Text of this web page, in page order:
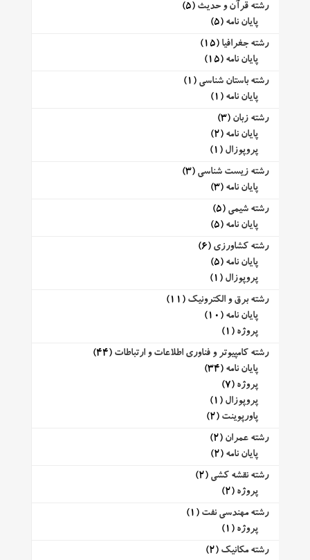
رشته قرآن و حدیث (5)
پایان نامه (5)
رشته جغرافیا (15)
پایان نامه (15)
رشته باستان شناسی (1)
پایان نامه (1)
رشته زبان (3)
پایان نامه (2)
پروپوزال (1)
رشته زیست شناسی (3)
پایان نامه (3)
رشته شیمی (5)
پایان نامه (5)
رشته کشاورزی (6)
پایان نامه (5)
پروپوزال (1)
رشته برق و الکترونیک (11)
پایان نامه (10)
پروژه (1)
رشته کامپیوتر و فناوری اطلاعات و ارتباطات (44)
پایان نامه (34)
پروژه (7)
پروپوزال (1)
پاورپوینت (2)
رشته عمران (2)
پایان نامه (2)
رشته نقشه کشی (2)
پروژه (2)
رشته مهندسی نفت (1)
پروژه (1)
رشته مکانیک (2)